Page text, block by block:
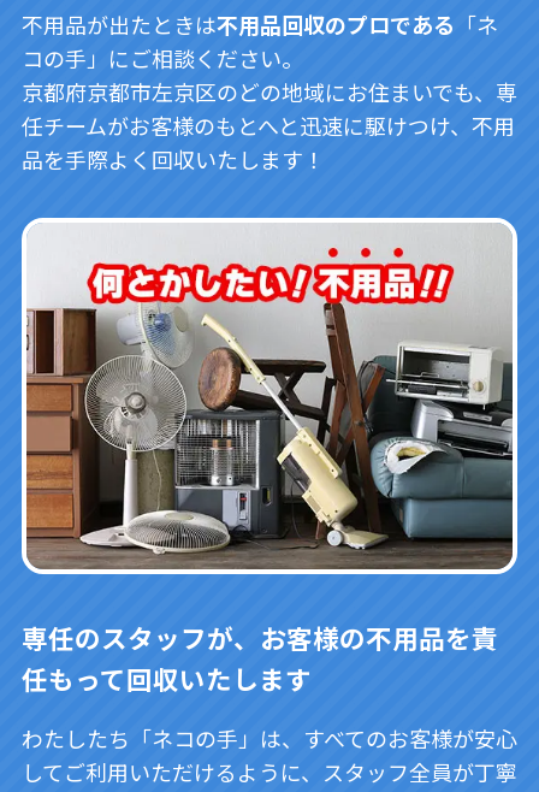
不用品が出たときは不用品回収のプロである 「ネ
コの手」にご相談ください。
京都府京都市左京区のどの地域にお住まいでも、専
任チームがお客様のもとへと迅速に駆けつけ、不用
品を手際よく回収いたします！
専任のスタッフが、お客様の不用品を責
任もって回収いたします
わたしたち「ネコの手」は、すべてのお客様が安心
してご利用いただけるように、スタッフ全員が丁寧